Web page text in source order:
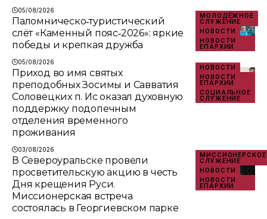
05/08/2026
МОЛОДЁЖНОЕ
СЛУЖЕНИЕ
НОВОСТИ
НОВОСТИ
ЕПАРХИИ
Паломническо‑туристический
слёт «Каменный пояс‑2026»: яркие
победы и крепкая дружба
05/08/2026
НОВОСТИ
НОВОСТИ
ЕПАРХИИ
СОЦИАЛЬНОЕ
СЛУЖЕНИЕ
Приход во имя святых
преподобных Зосимы и Савватия
Соловецких п. Ис оказал духовную
поддержку подопечным
отделения временного
проживания
03/08/2026
МИССИОНЕРСКОЕ
СЛУЖЕНИЕ
НОВОСТИ
НОВОСТИ
ЕПАРХИИ
В Североуральске провели
просветительскую акцию в честь
Дня крещения Руси.
Миссионерская встреча
состоялась в Георгиевском парке